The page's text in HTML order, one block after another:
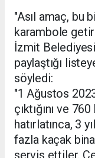
"Asıl amaç, bu
karambole
İzmit
paylaştığı
söyledi:
"1 Ağustos
çıktığını ve
hatırlatınca, 3
fazla kaçak